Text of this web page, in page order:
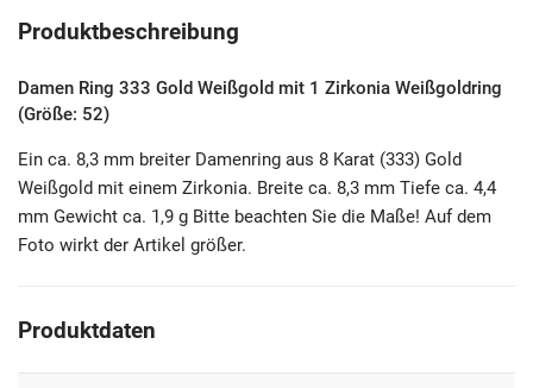
Produktbeschreibung
Damen Ring 333 Gold Weißgold mit 1 Zirkonia Weißgoldring
(Größe: 52)
Ein ca. 8,3 mm breiter Damenring aus 8 Karat (333) Gold
Weißgold mit einem Zirkonia. Breite ca. 8,3 mm Tiefe ca. 4,4
mm Gewicht ca. 1,9 g Bitte beachten Sie die Maße! Auf dem
Foto wirkt der Artikel größer.
Produktdaten